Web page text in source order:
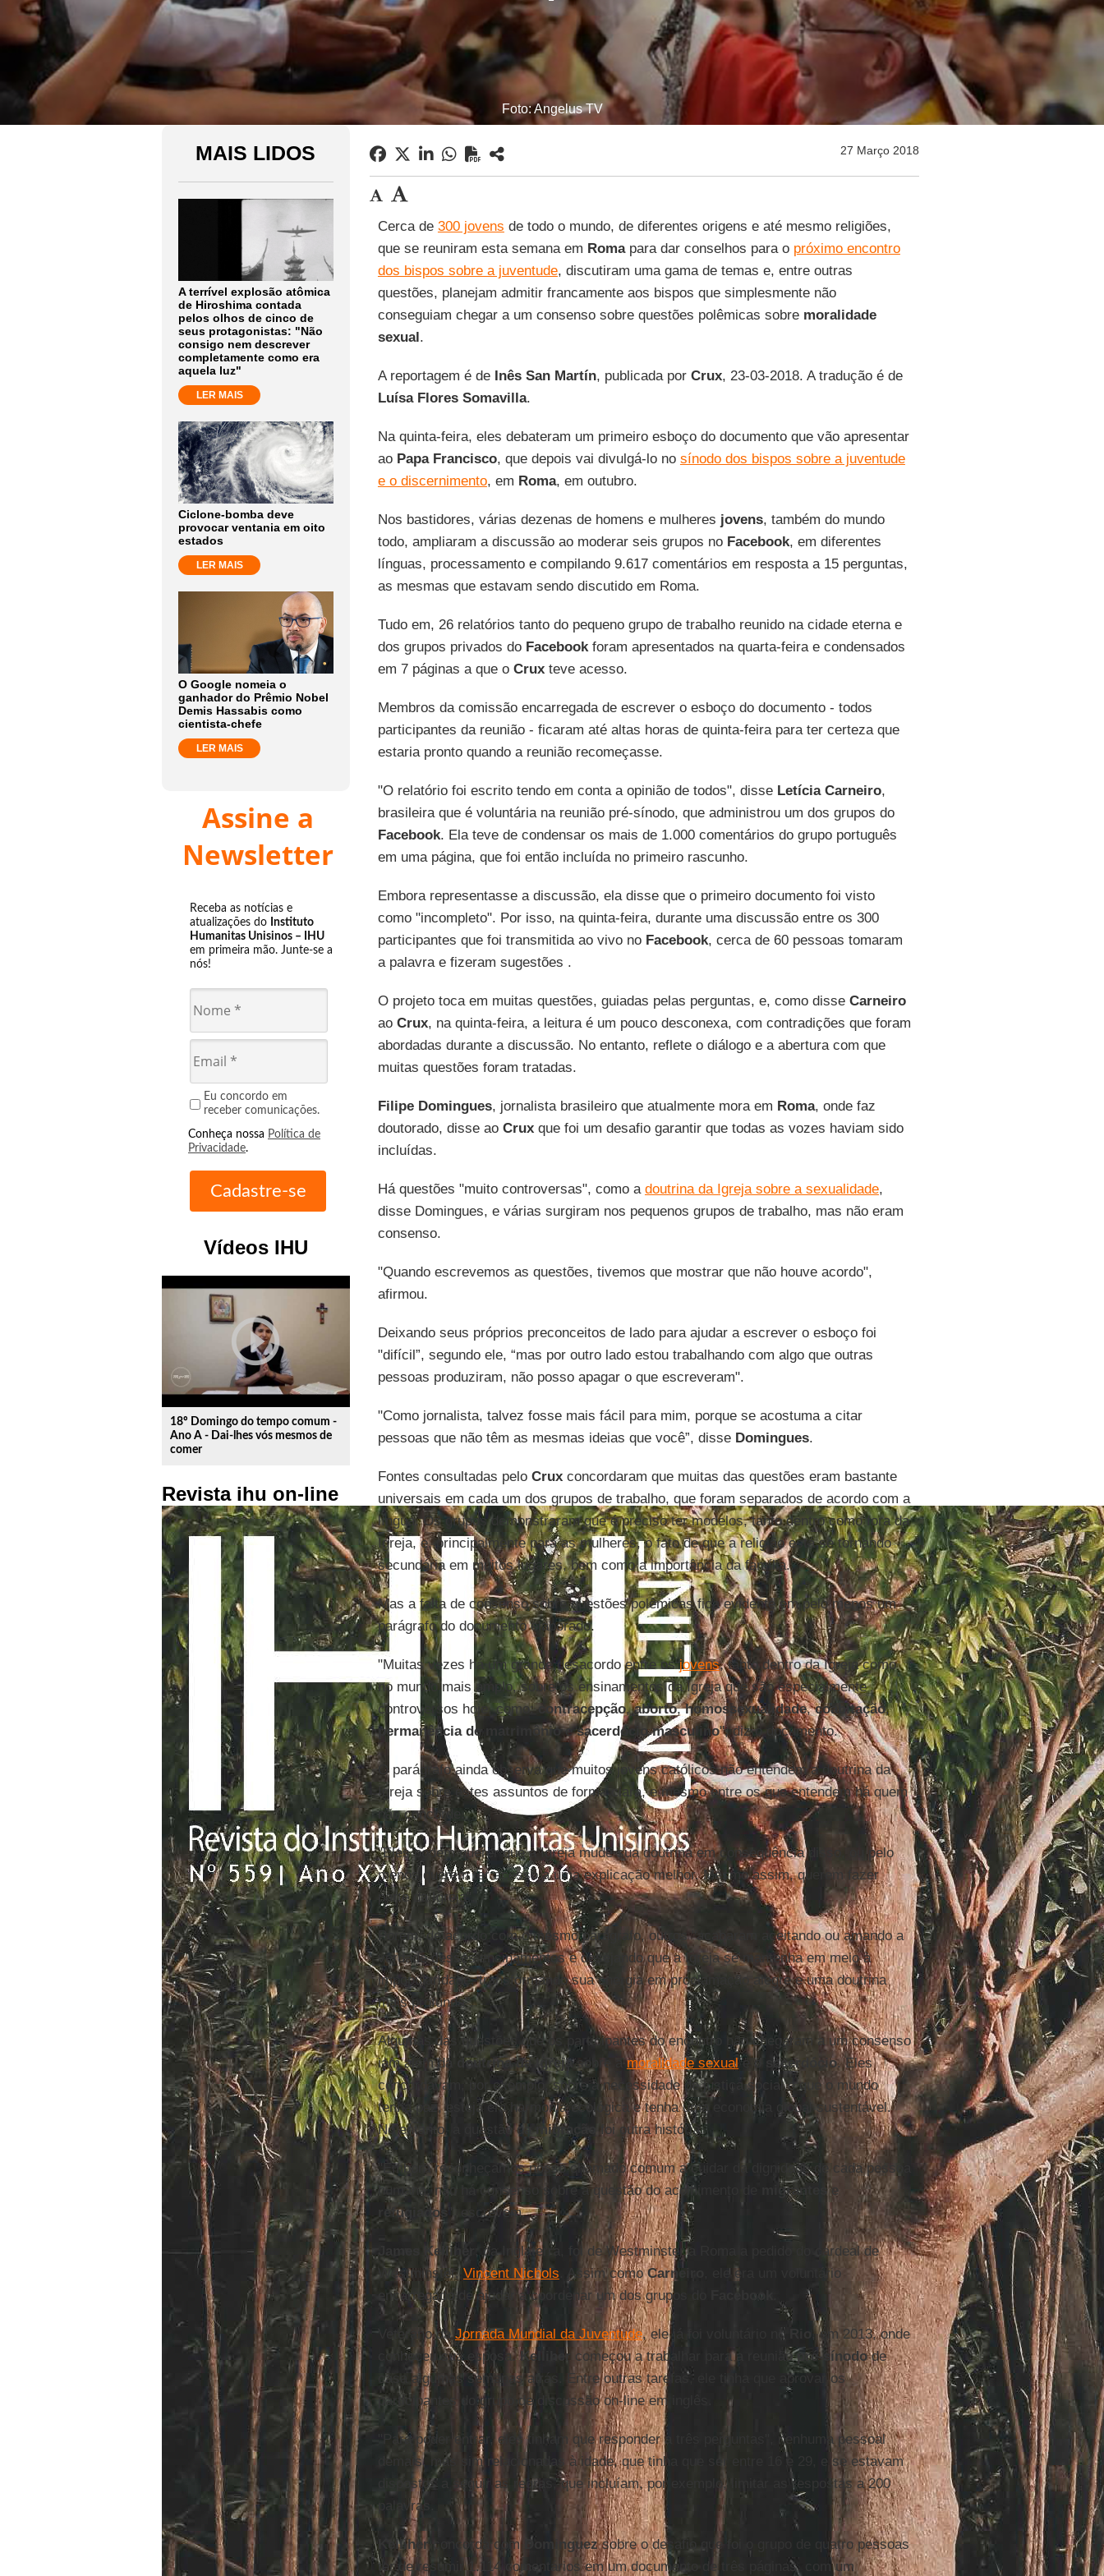
Foto: Angelus TV
MAIS LIDOS
A terrível explosão atômica
de Hiroshima contada
pelos olhos de cinco de
seus protagonistas: "Não
consigo nem descrever
completamente como era
aquela luz"
LER MAIS
Ciclone-bomba deve
provocar ventania em oito
estados
LER MAIS
O Google nomeia o
ganhador do Prêmio Nobel
Demis Hassabis como
cientista-chefe
LER MAIS
Assine a
Newsletter
Receba as notícias e
atualizações do Instituto
Humanitas Unisinos – IHU
em primeira mão. Junte-se a
nós!
Eu concordo em
receber comunicações.
Conheça nossa Política de
Privacidade.
Vídeos IHU
play_circle_outline
18º Domingo do tempo comum -
Ano A - Dai-lhes vós mesmos de
comer
Revista ihu on-line
27 Março 2018
Cerca de 300 jovens de todo o mundo, de diferentes origens e até mesmo religiões,
que se reuniram esta semana em Romapara dar conselhos para o próximo encontro
dos bispos sobre a juventude, discutiram uma gama de temas e, entre outras
questões, planejam admitir francamente aos bispos que simplesmente não
conseguiam chegar a um consenso sobre questões polêmicas sobre moralidade
sexual.
A reportagem é de Inês San Martín, publicada por Crux, 23-03-2018. A tradução é de
Luísa Flores Somavilla.
Na quinta-feira, eles debateram um primeiro esboço do documento que vão apresentar
ao Papa Francisco, que depois vai divulgá-lo no sínodo dos bispos sobre a juventude
e o discernimento, em Roma, em outubro.
Nos bastidores, várias dezenas de homens e mulheres jovens, também do mundo
todo, ampliaram a discussão ao moderar seis grupos no Facebook, em diferentes
línguas, processamento e compilando 9.617 comentários em resposta a 15 perguntas,
as mesmas que estavam sendo discutido em Roma.
Tudo em, 26 relatórios tanto do pequeno grupo de trabalho reunido na cidade eterna e
dos grupos privados do Facebookforam apresentados na quarta-feira e condensados
em 7 páginas a que o Cruxteve acesso.
Membros da comissão encarregada de escrever o esboço do documento - todos
participantes da reunião - ficaram até altas horas de quinta-feira para ter certeza que
estaria pronto quando a reunião recomeçasse.
"O relatório foi escrito tendo em conta a opinião de todos", disse Letícia Carneiro,
brasileira que é voluntária na reunião pré-sínodo, que administrou um dos grupos do
Facebook. Ela teve de condensar os mais de 1.000 comentários do grupo português
em uma página, que foi então incluída no primeiro rascunho.
Embora representasse a discussão, ela disse que o primeiro documento foi visto
como "incompleto". Por isso, na quinta-feira, durante uma discussão entre os 300
participantes que foi transmitida ao vivo no Facebook, cerca de 60 pessoas tomaram
a palavra e fizeram sugestões .
O projeto toca em muitas questões, guiadas pelas perguntas, e, como disse Carneiro
ao Crux, na quinta-feira, a leitura é um pouco desconexa, com contradições que foram
abordadas durante a discussão. No entanto, reflete o diálogo e a abertura com que
muitas questões foram tratadas.
Filipe Domingues, jornalista brasileiro que atualmente mora em Roma, onde faz
doutorado, disse ao Cruxque foi um desafio garantir que todas as vozes haviam sido
incluídas.
Há questões "muito controversas", como a doutrina da Igreja sobre a sexualidade,
disse Domingues, e várias surgiram nos pequenos grupos de trabalho, mas não eram
consenso.
"Quando escrevemos as questões, tivemos que mostrar que não houve acordo",
afirmou.
Deixando seus próprios preconceitos de lado para ajudar a escrever o esboço foi
"difícil”, segundo ele, “mas por outro lado estou trabalhando com algo que outras
pessoas produziram, não posso apagar o que escreveram".
"Como jornalista, talvez fosse mais fácil para mim, porque se acostuma a citar
pessoas que não têm as mesmas ideias que você”, disse Domingues.
Fontes consultadas pelo Cruxconcordaram que muitas das questões eram bastante
universais em cada um dos grupos de trabalho, que foram separados de acordo com a
língua. Os grupos demonstraram que é preciso ter modelos, tanto dentro como fora da
Igreja, e, principalmente para as mulheres, o fato de que a religião está se tornando
secundária em muitos lugares, bem como a importância da família.
Mas a falta de consenso sobre questões polêmicas fica evidente em pelo menos um
parágrafo do documento elaborado.
"Muitas vezes há um grande desacordo entre osjovens, tanto dentro da Igreja como
no mundo mais amplo, sobre os ensinamentos da Igreja que são especialmente
controversos hoje, como:contracepção,aborto,homossexualidade,coabitação,
permanência de matrimônioesacerdócio masculino", diz o documento.
O parágrafo ainda observa que muitos jovens católicos não entendem a doutrina da
Igreja sobre estes assuntos de forma clara, e mesmo entre os que entendem há quem
não concorde.
"Eles podem querer que a Igreja mude sua doutrina em consequência disso, ou pelo
menos querem ter acesso a uma explicação melhor. Mesmo assim, querem fazer
parte da Igreja".
Porém, de acordo com o mesmo parágrafo, outros "acabaram aceitando ou amando a
verdade desses ensinamentos e desejando que a Igreja se mantenha em meio à
impopularidade, transformando sua energia em proclamação alegre e uma doutrina
mais profunda".
Algumas das questões que os participantes do encontro não chegaram a um consenso
iam além da doutrina da Igrejasobre amoralidade sexuale o sacerdócio. Eles
concordavam, por exemplo, sobre a necessidade de justiça social e que o mundo
tenha paz, esteja em harmonia ecológica e tenha uma economia global sustentável.
No entanto, a questão damigração foi outra história.
"Embora reconheçamos nosso chamado comum a cuidar da dignidade de cada pessoa
humana, não há consenso sobre a questão do acolhimento de
migrantese
refugiados ", escrevem.
James Kelliher
, da Inglaterra, foi de Westminster a Roma a pedido do cardeal de
Westminster,Vincent Nichols . Assim comoCarneiro
, ele era um voluntário
encarregado de ajudar a coordenar um dos grupos do
Facebook
Veterano daJornada Mundial da Juventude, ele já foi voluntário no
, em 2013, onde
conheceu sua esposa.Kelliher começou a trabalhar para a reuniãopré-sínodode
casa algumas semanas atrás. Entre outras tarefas, ele tinha que aprovar os
participantes do grupo de discussão on-line em inglês.
"Para poder entrar, eles tinham que responder a três perguntas", nenhuma pessoal
demais, mas sim relacionadas à idade, que tinha que ser entre 16 e 29, e se estavam
dispostos a seguir as regras, que incluíam, por exemplo, limitar as respostas a 200
palavras.
Kelliher concorda com Dominguezsobre o desafio que foi o grupo de quatro pessoas
ter de resumir 1.114 comentários em um documento de três páginas, com um